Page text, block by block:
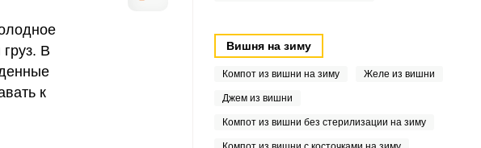
В
к
Вишня на зиму
Компот из вишни на зиму Желе из вишни
Джем из вишни
Компот из вишни без стерилизации на зиму